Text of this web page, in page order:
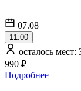
07.08
11:00
осталось мест:
990 ₽
Подробнее